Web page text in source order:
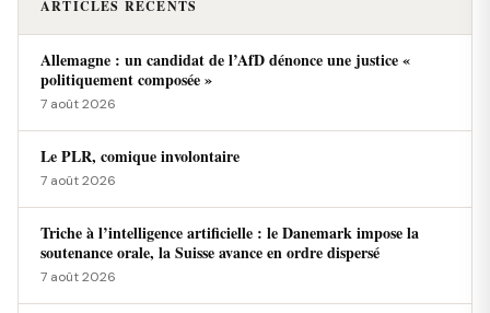
ARTICLES RÉCENTS
Allemagne : un candidat de l’AfD dénonce une justice «
politiquement composée »
7 août 2026
Le PLR, comique involontaire
7 août 2026
Triche à l’intelligence artificielle : le Danemark impose la
soutenance orale, la Suisse avance en ordre dispersé
7 août 2026